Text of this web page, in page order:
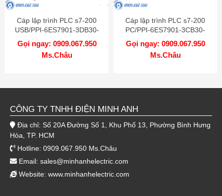
Cáp lập trình PLC s7-200
USB/PPI-6ES7901-3DB30-
0XA0
Gọi ngay: 0909.067.950
Ms.Châu
Cáp lập trình PLC s7-200
PC/PPI-6ES7901-3CB30-
0XA0
Gọi ngay: 0909.067.950
Ms.Châu
CÔNG TY TNHH ĐIỆN MINH ANH
Địa chỉ: Số 20A Đường Số 1, Khu Phố 13, Phường Bình Hưng
Hòa, TP. HCM
Hotline: 0909.067.950 Ms.Châu
Email: sales@minhanhelectric.com
Website: www.minhanhelectric.com